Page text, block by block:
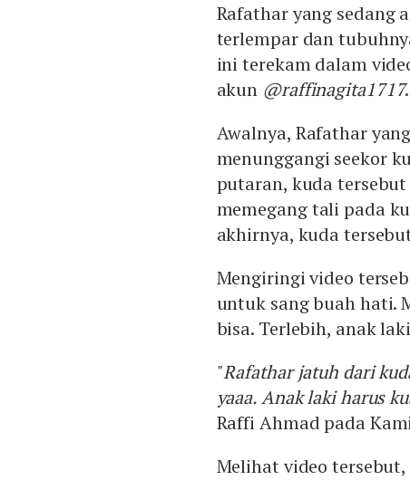
Rafathar yang sedang
terlempar dan
ini terekam dalam
akun @raffinagita1717.
Awalnya, Rafathar
menunggangi seekor
putaran, kuda
memegang tali pada
akhirnya, kuda
Mengiringi video
untuk sang buah hati.
bisa. Terlebih, anak
"Rafathar jatuh dari
yaaa. Anak laki harus
Raffi Ahmad pada
Melihat video